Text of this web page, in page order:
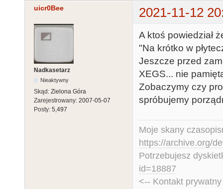
uicr0Bee 2021-11-12
Nadkasetarz
Nieaktywny
Skąd: Zielona Góra
Zarejestrowany: 2007-05-07
Posty: 5,497
A ktoś powiedział
"Na krótko w
Jeszcze przed
XEGS... nie
Zobaczymy czy
spróbujemy
Moje skany
https://archive.org/
Potrzebujesz
id=18887
<-- Kontakt